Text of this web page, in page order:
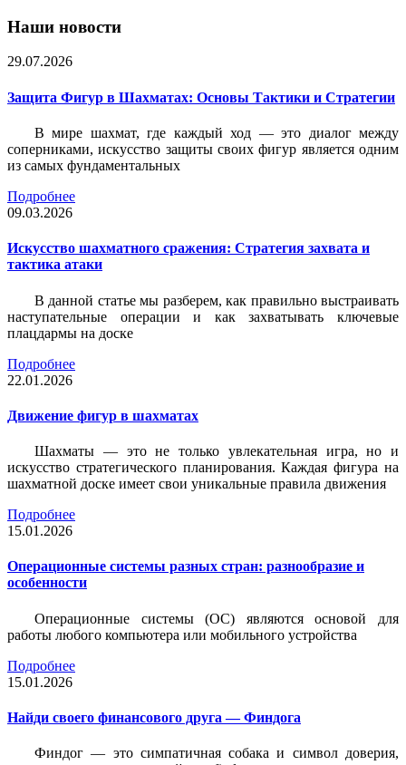
Наши новости
29.07.2026
Защита Фигур в Шахматах: Основы Тактики и Стратегии
В мире шахмат, где каждый ход — это диалог между
соперниками, искусство защиты своих фигур является одним
из самых фундаментальных
Подробнее
09.03.2026
Искусство шахматного сражения: Стратегия захвата и
тактика атаки
В данной статье мы разберем, как правильно выстраивать
наступательные операции и как захватывать ключевые
плацдармы на доске
Подробнее
22.01.2026
Движение фигур в шахматах
Шахматы — это не только увлекательная игра, но и
искусство стратегического планирования. Каждая фигура на
шахматной доске имеет свои уникальные правила движения
Подробнее
15.01.2026
Операционные системы разных стран: разнообразие и
особенности
Операционные системы (ОС) являются основой для
работы любого компьютера или мобильного устройства
Подробнее
15.01.2026
Найди своего финансового друга — Финдога
Финдог — это симпатичная собака и символ доверия,